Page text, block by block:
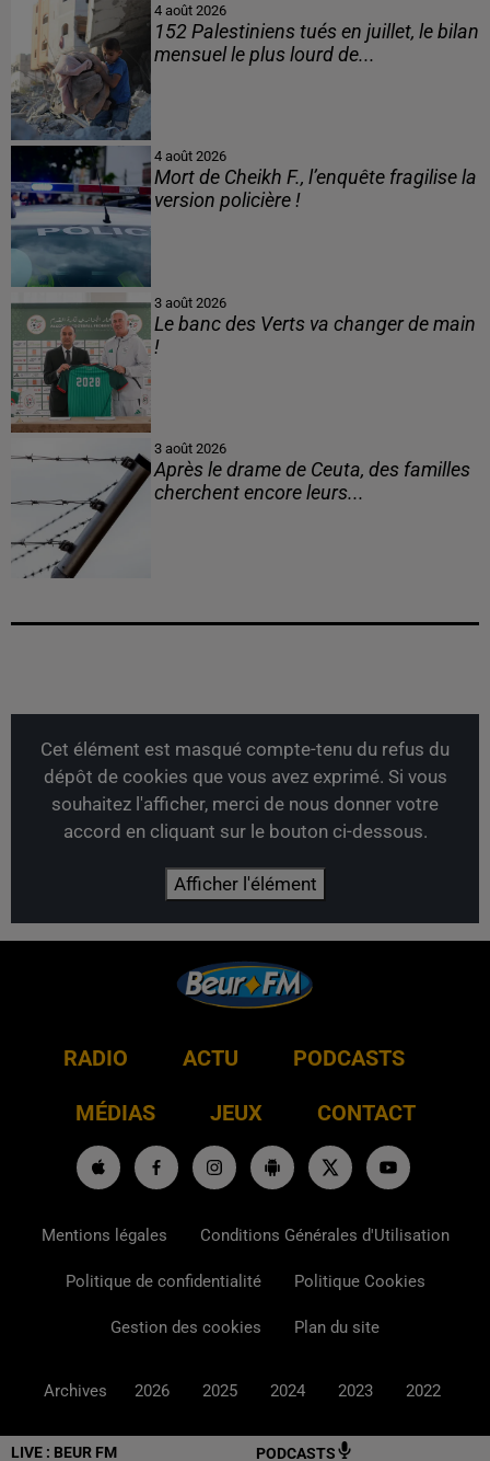
LIVE : BEUR FM PODCASTS
4 août 2026
152 Palestiniens tués en juillet, le bilan
mensuel le plus lourd de...
4 août 2026
Mort de Cheikh F., l’enquête fragilise la
version policière !
3 août 2026
Le banc des Verts va changer de main
!
3 août 2026
Après le drame de Ceuta, des familles
cherchent encore leurs...
Cet élément est masqué compte-tenu du refus du
dépôt de cookies que vous avez exprimé. Si vous
souhaitez l'afficher, merci de nous donner votre
accord en cliquant sur le bouton ci-dessous.
Afficher l'élément
RADIO ACTU PODCASTS
MÉDIAS JEUX CONTACT
Mentions légales Conditions Générales d'Utilisation
Politique de confidentialité Politique Cookies
Gestion des cookies Plan du site
Archives 2026 2025 2024 2023 2022